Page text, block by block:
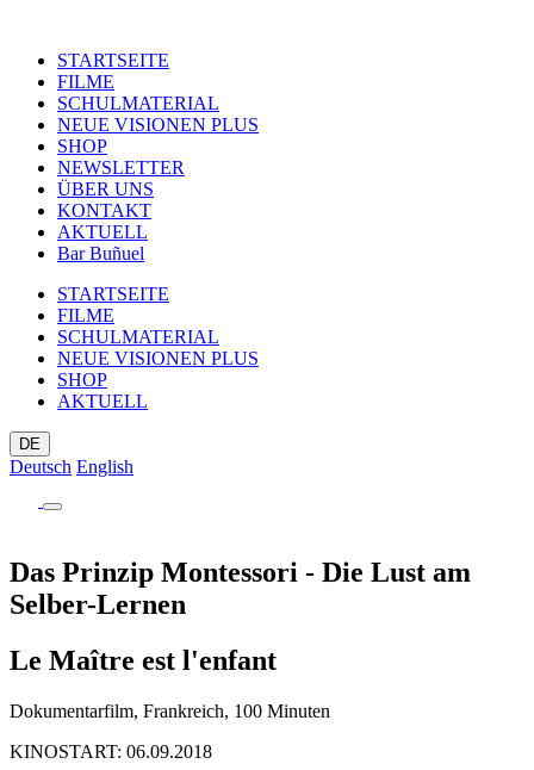
STARTSEITE
FILME
SCHULMATERIAL
NEUE VISIONEN PLUS
SHOP
NEWSLETTER
ÜBER UNS
KONTAKT
AKTUELL
Bar Buñuel
STARTSEITE
FILME
SCHULMATERIAL
NEUE VISIONEN PLUS
SHOP
AKTUELL
DE
Deutsch English
Das Prinzip Montessori - Die Lust am
Selber-Lernen
Le Maître est l'enfant
Dokumentarfilm, Frankreich, 100 Minuten
KINOSTART: 06.09.2018